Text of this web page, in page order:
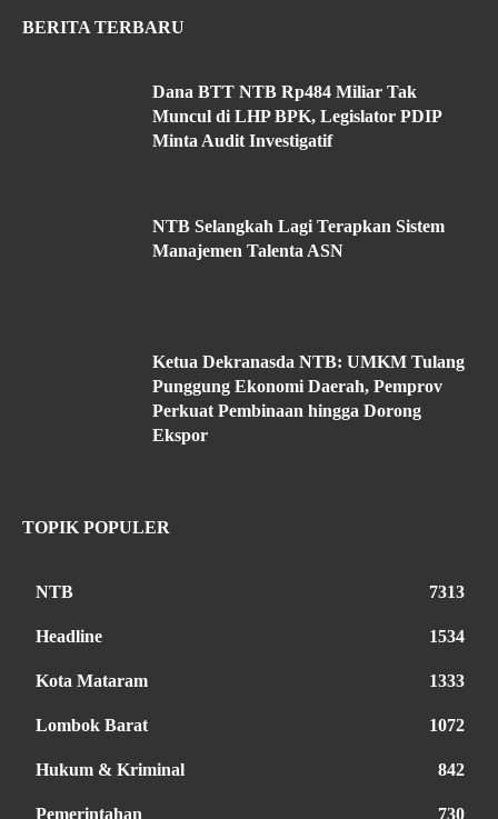
BERITA TERBARU
Dana BTT NTB Rp484 Miliar Tak
Muncul di LHP BPK, Legislator PDIP
Minta Audit Investigatif
NTB Selangkah Lagi Terapkan Sistem
Manajemen Talenta ASN
Ketua Dekranasda NTB: UMKM Tulang
Punggung Ekonomi Daerah, Pemprov
Perkuat Pembinaan hingga Dorong
Ekspor
TOPIK POPULER
NTB 7313
Headline 1534
Kota Mataram 1333
Lombok Barat 1072
Hukum & Kriminal 842
Pemerintahan 730